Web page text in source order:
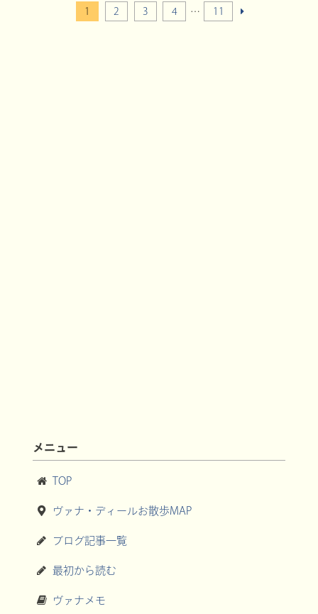
1 2 3 4 … 11
メニュー
TOP
ヴァナ・ディールお散歩MAP
ブログ記事一覧
最初から読む
ヴァナメモ